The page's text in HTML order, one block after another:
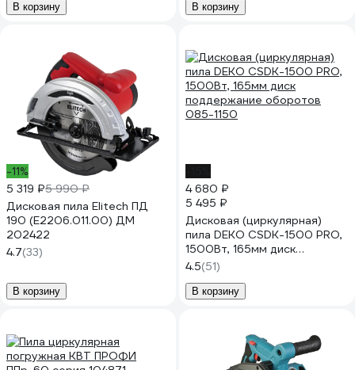
В корзину В корзину
-11%
5 319 ₽5 990 ₽
Дисковая пила Elitech ПД
190 (E2206.011.00) ДМ
202422
4.7(33)
В корзину
4 680 ₽
5 495 ₽
Дисковая (циркулярная)
пила DEKO CSDK-1500 PRO,
1500Вт, 165мм диск
поддержание оборотов
085-1150
4.5(51)
В корзину